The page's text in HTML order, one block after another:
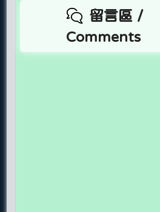
留言區 /
Comments